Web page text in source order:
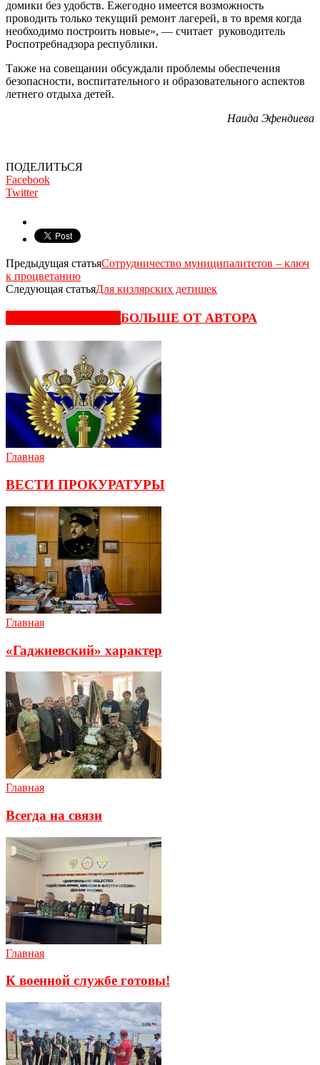
домики без удобств. Ежегодно имеется возможность
проводить только текущий ремонт лагерей, в то время когда
необходимо построить новые», — считает руководитель
Роспотребнадзора республики.
Также на совещании обсуждали проблемы обеспечения
безопасности, воспитательного и образовательного аспектов
летнего отдыха детей.
Наида Эфендиева
ПОДЕЛИТЬСЯ
Facebook
Twitter
Предыдущая статьяСотрудничество муниципалитетов – ключ
к процветанию
Следующая статьяДля кизлярских детишек
БОЛЬШЕ ОТ АВТОРА
Главная
ВЕСТИ ПРОКУРАТУРЫ
Главная
«Гаджиевский» характер
Главная
Всегда на связи
Главная
К военной службе готовы!